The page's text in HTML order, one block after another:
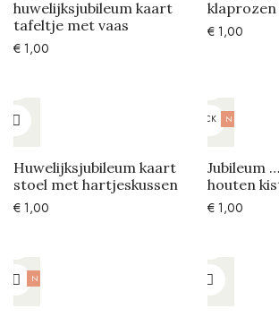
huwelijksjubileum kaart
tafeltje met vaas
€ 1,00
klaprozen
€1,00
Huwelijksjubileum kaart
stoel met hartjeskussen
€ 1,00
NIEUW
OUT OF STOCK
Jubileum
houten
€1,00
NIEUW